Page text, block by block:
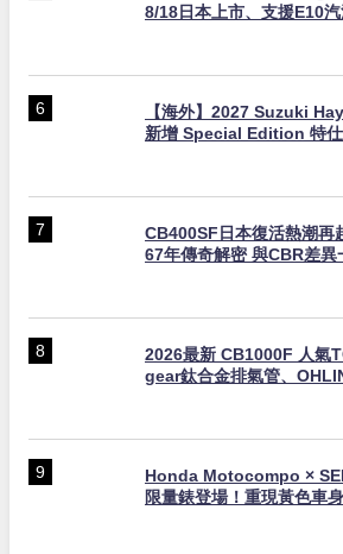
8/18日本上市、支援E10
【海外】2027 Suzuki
新增 Special Edition 特
CB400SF日本復活熱潮再
67年傳奇解密 與CBR差異
2026最新 CB1000F 人氣
gear鈦合金排氣管、
Honda Motocompo ×
限量錶登場！重現黃色車